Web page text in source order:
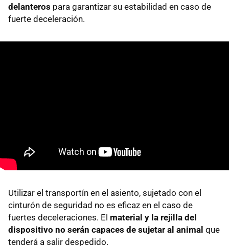
delanteros para garantizar su estabilidad en caso de
fuerte deceleración.
Utilizar el transportín en el asiento, sujetado con el
cinturón de seguridad no es eficaz en el caso de
fuertes deceleraciones. El material y la rejilla del
dispositivo no serán capaces de sujetar al animal que
tenderá a salir despedido.